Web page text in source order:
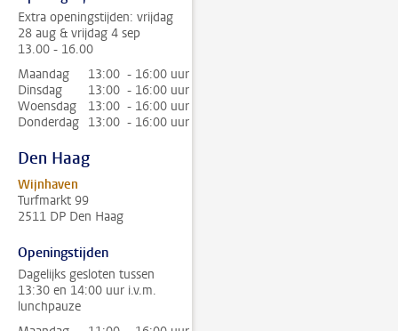
Extra openingstijden: vrijdag
28 aug & vrijdag 4 sep
13.00 - 16.00
Maandag
13:00 - 16:00 uur
Dinsdag
13:00 - 16:00 uur
Woensdag
13:00 - 16:00 uur
Donderdag 13:00 - 16:00 uur
Den Haag
Wijnhaven
Turfmarkt 99
2511 DP Den Haag
Openingstijden
Dagelijks gesloten tussen
13:30 en 14:00 uur i.v.m.
lunchpauze